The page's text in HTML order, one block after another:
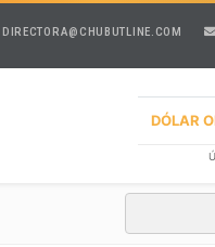
DIRECTORA@CHUBUTLINE.COM
DÓLAR